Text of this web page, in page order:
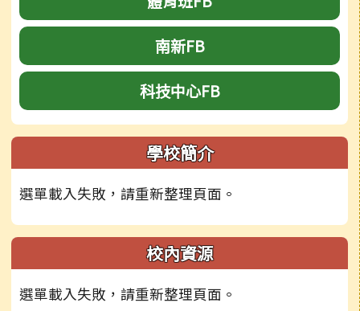
南新FB
科技中心FB
學校簡介
選單載入失敗，請重新整理頁面。
校內資源
選單載入失敗，請重新整理頁面。